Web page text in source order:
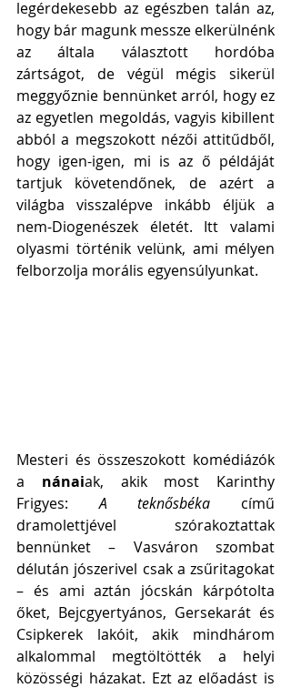
legérdekesebb az egészben talán az,
hogy bár magunk messze elkerülnénk
az általa választott hordóba
zártságot, de végül mégis sikerül
meggyőznie bennünket arról, hogy ez
az egyetlen megoldás, vagyis kibillent
abból a megszokott nézői attitűdből,
hogy igen-igen, mi is az ő példáját
tartjuk követendőnek, de azért a
világba visszalépve inkább éljük a
nem-Diogenészek életét. Itt valami
olyasmi történik velünk, ami mélyen
felborzolja morális egyensúlyunkat.
Mesteri és összeszokott komédiázók
a nánaiak, akik most Karinthy
Frigyes: A teknősbéka című
dramolettjével szórakoztattak
bennünket – Vasváron szombat
délután jószerivel csak a zsűritagokat
– és ami aztán jócskán kárpótolta
őket, Bejcgyertyános, Gersekarát és
Csipkerek lakóit, akik mindhárom
alkalommal megtöltötték a helyi
közösségi házakat. Ezt az előadást is